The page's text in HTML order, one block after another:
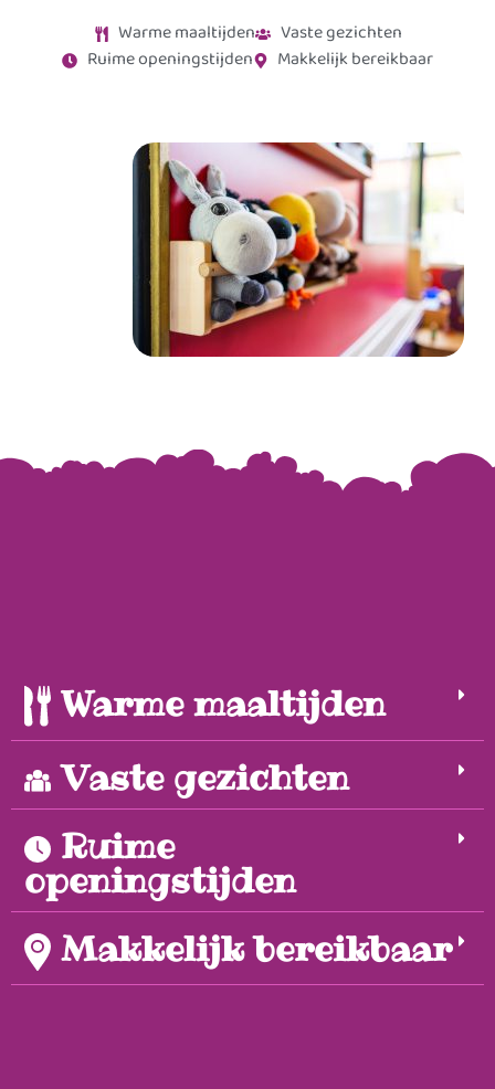
Warme maaltijden
Vaste gezichten
Ruime openingstijden
Makkelijk bereikbaar
Warme maaltijden
Vaste gezichten
Ruime
openingstijden
Makkelijk bereikbaar